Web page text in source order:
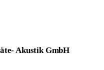
Akustik GmbH